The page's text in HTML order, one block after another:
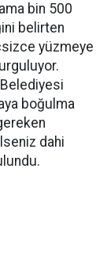
bin 500
belirten
yüzmeye
Belediyesi
boğulma
dahi